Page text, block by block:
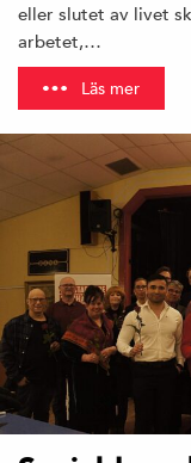
eller slutet av livet
arbetet,…
Läs mer